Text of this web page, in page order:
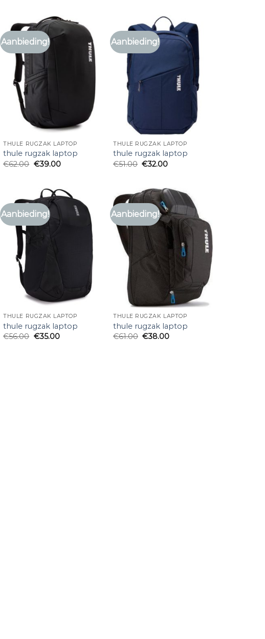
Aanbieding!
THULE RUGZAK LAPTOP
thule rugzak laptop
€62.00 €39.00
Aanbieding!
THULE RUGZAK LAPTOP
thule rugzak laptop
€51.00 €32.00
Aanbieding!
THULE RUGZAK LAPTOP
thule rugzak laptop
€56.00 €35.00
Aanbieding!
THULE RUGZAK LAPTOP
thule rugzak laptop
€61.00 €38.00